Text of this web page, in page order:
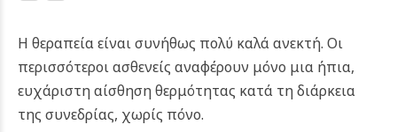
Η θεραπεία είναι συνήθως πολύ καλά ανεκτή. Οι
περισσότεροι ασθενείς αναφέρουν μόνο μια ήπια,
ευχάριστη αίσθηση θερμότητας κατά τη διάρκεια
της συνεδρίας, χωρίς πόνο.